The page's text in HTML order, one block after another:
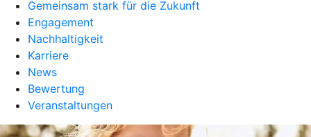
Gemeinsam stark für die Zukunft
Engagement
Nachhaltigkeit
Karriere
News
Bewertung
Veranstaltungen